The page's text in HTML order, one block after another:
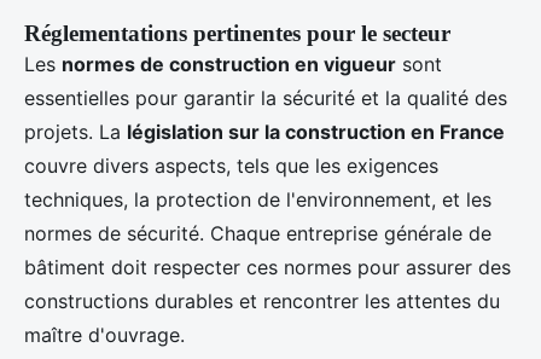
Réglementations pertinentes pour le secteur
Les normes de construction en vigueur sont
essentielles pour garantir la sécurité et la qualité des
projets. La législation sur la construction en France
couvre divers aspects, tels que les exigences
techniques, la protection de l'environnement, et les
normes de sécurité. Chaque entreprise générale de
bâtiment doit respecter ces normes pour assurer des
constructions durables et rencontrer les attentes du
maître d'ouvrage.